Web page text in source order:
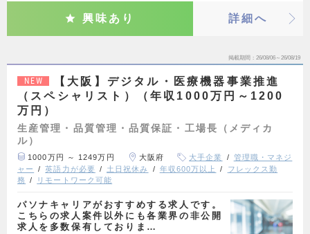
興味あり 詳細へ
掲載期間 26/08/06～26/08/19
NEW
【大阪】デジタル・医療機器事業推進
（スペシャリスト）（年収1000万円～1200
万円）
生産管理・品質管理・品質保証・工場長（メディカ
ル）
1000万円 ～ 1249万円 大阪府 大手企業
管理職・マネジ
ャー
英語力が必要 土日祝休み 年収600万以上
フレックス勤
務
リモートワーク可能
パソナキャリアがおすすめする求人です。
こちらの求人案件以外にも各業界の非公開
求人を多数保有しておりま…